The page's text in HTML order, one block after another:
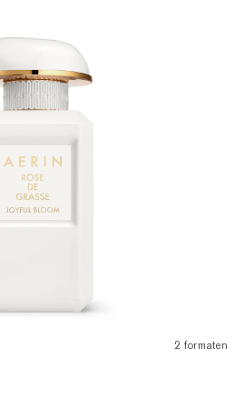
2 formaten